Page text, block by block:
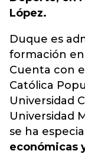
López.
Duque es
formación
Cuenta con
Católica
Universidad
Universidad
se ha
económicas